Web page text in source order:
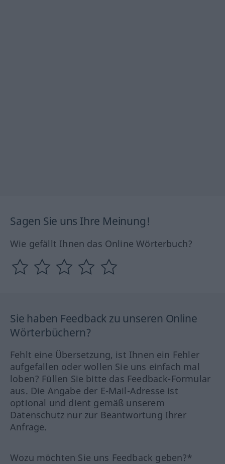
Sagen Sie uns Ihre Meinung!
Wie gefällt Ihnen das Online Wörterbuch?
Sie haben Feedback zu unseren Online
Wörterbüchern?
Fehlt eine Übersetzung, ist Ihnen ein Fehler
aufgefallen oder wollen Sie uns einfach mal
loben? Füllen Sie bitte das Feedback-Formular
aus. Die Angabe der E-Mail-Adresse ist
optional und dient gemäß unserem
Datenschutz nur zur Beantwortung Ihrer
Anfrage.
Wozu möchten Sie uns Feedback geben?*